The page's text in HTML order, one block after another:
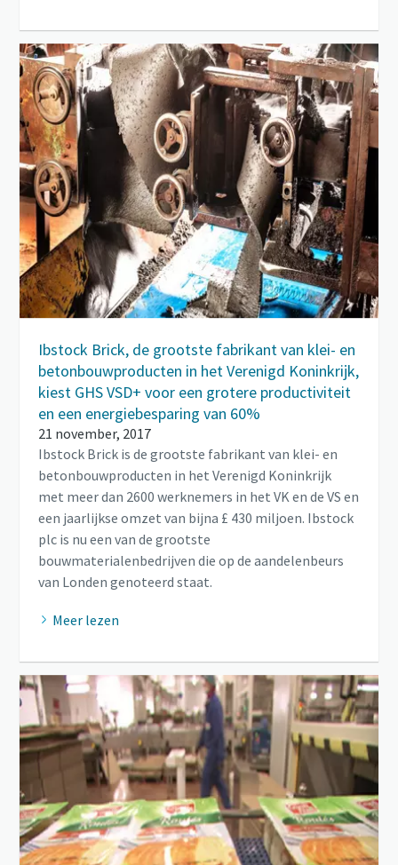
Ibstock Brick, de grootste fabrikant van klei- en
betonbouwproducten in het Verenigd Koninkrijk,
kiest GHS VSD+ voor een grotere productiviteit
en een energiebesparing van 60%
21 november, 2017
Ibstock Brick is de grootste fabrikant van klei- en
betonbouwproducten in het Verenigd Koninkrijk
met meer dan 2600 werknemers in het VK en de VS en
een jaarlijkse omzet van bijna £ 430 miljoen. Ibstock
plc is nu een van de grootste
bouwmaterialenbedrijven die op de aandelenbeurs
van Londen genoteerd staat.
Meer lezen